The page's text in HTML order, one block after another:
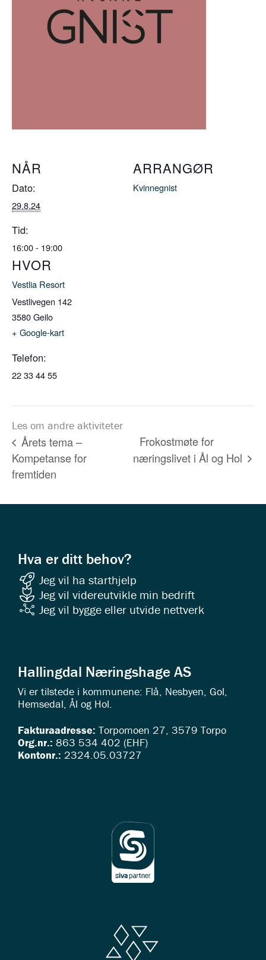
NÅR
Dato:
29.8.24
Tid:
16:00 - 19:00
HVOR
Vestlia Resort
Vestlivegen 142
3580Geilo
+ Google-kart
Telefon:
22 33 44 55
ARRANGØR
Kvinnegnist
Les om andre aktiviteter
Årets tema –
Kompetanse for
fremtiden
Frokostmøte for
næringslivet i Ål og Hol
Hva er ditt behov?
Jeg vil ha starthjelp
Jeg vil videreutvikle min bedrift
Jeg vil bygge eller utvide nettverk
Hallingdal Næringshage AS
Vi er tilstede i kommunene: Flå, Nesbyen, Gol,
Hemsedal, Ål og Hol.
Fakturaadresse: Torpomoen 27, 3579 Torpo
Org.nr.: 863 534 402 (EHF)
Kontonr.: 2324.05.03727